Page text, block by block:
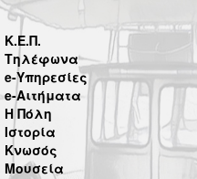
Κ.Ε.Π.
Τηλέφωνα
e-Υπηρεσίες
e-Αιτήματα
Η Πόλη
Ιστορία
Κνωσός
Μουσεία